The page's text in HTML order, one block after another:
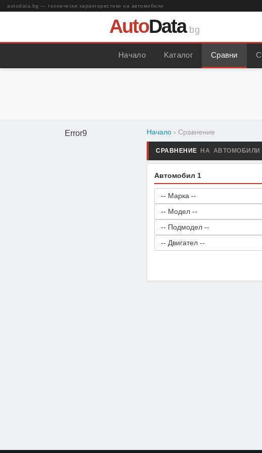
autodata.bg — технически характеристики на автомобили
AutoData.bg
Начало Kаталог Сравни
Error9 Начало › Сравнение
СРАВНЕНИЕ НА АВТОМОБИЛИ
Автомобил 1